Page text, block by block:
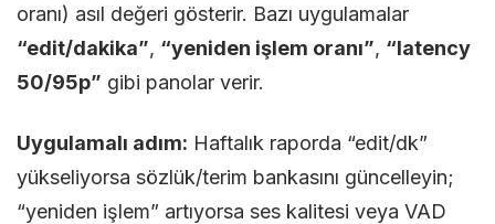
oranı) asıl değeri gösterir. Bazı uygulamalar
“edit/dakika”, “yeniden işlem oranı”, “latency
50/95p” gibi panolar verir.
Uygulamalı adım: Haftalık raporda “edit/dk”
yükseliyorsa sözlük/terim bankasını güncelleyin;
“yeniden işlem” artıyorsa ses kalitesi veya VAD